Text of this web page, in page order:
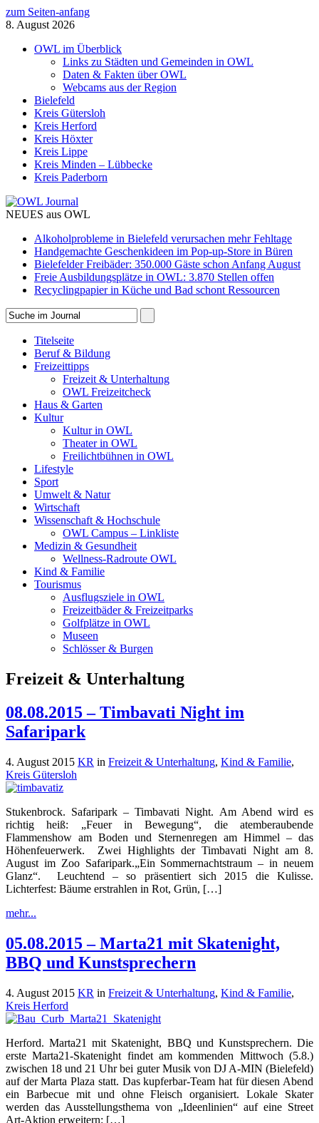
zum Seiten-anfang
8. August 2026
OWL im Überblick
Links zu Städten und Gemeinden in OWL
Daten & Fakten über OWL
Webcams aus der Region
Bielefeld
Kreis Gütersloh
Kreis Herford
Kreis Höxter
Kreis Lippe
Kreis Minden – Lübbecke
Kreis Paderborn
NEUES aus OWL
Alkoholprobleme in Bielefeld verursachen mehr Fehltage
Handgemachte Geschenkideen im Pop-up-Store in Büren
Bielefelder Freibäder: 350.000 Gäste schon Anfang August
Freie Ausbildungsplätze in OWL: 3.870 Stellen offen
Recyclingpapier in Küche und Bad schont Ressourcen
Titelseite
Beruf & Bildung
Freizeittipps
Freizeit & Unterhaltung
OWL Freizeitcheck
Haus & Garten
Kultur
Kultur in OWL
Theater in OWL
Freilichtbühnen in OWL
Lifestyle
Sport
Umwelt & Natur
Wirtschaft
Wissenschaft & Hochschule
OWL Campus – Linkliste
Medizin & Gesundheit
Wellness-Radroute OWL
Kind & Familie
Tourismus
Ausflugsziele in OWL
Freizeitbäder & Freizeitparks
Golfplätze in OWL
Museen
Schlösser & Burgen
Freizeit & Unterhaltung
08.08.2015 – Timbavati Night im
Safaripark
4. August 2015 KR in Freizeit & Unterhaltung, Kind & Familie,
Kreis Gütersloh
Stukenbrock. Safaripark – Timbavati Night. Am Abend wird es
richtig heiß: „Feuer in Bewegung“, die atemberaubende
Flammenshow am Boden und Sternenregen am Himmel – das
Höhenfeuerwerk. Zwei Highlights der Timbavati Night am 8.
August im Zoo Safaripark.„Ein Sommernachtstraum – in neuem
Glanz“. Leuchtend – so präsentiert sich 2015 die Kulisse.
Lichterfest: Bäume erstrahlen in Rot, Grün, […]
mehr...
05.08.2015 – Marta21 mit Skatenight,
BBQ und Kunstsprechern
4. August 2015 KR in Freizeit & Unterhaltung, Kind & Familie,
Kreis Herford
Herford. Marta21 mit Skatenight, BBQ und Kunstsprechern. Die
erste Marta21-Skatenight findet am kommenden Mittwoch (5.8.)
zwischen 18 und 21 Uhr bei guter Musik von DJ A-MIN (Bielefeld)
auf der Marta Plaza statt. Das kupferbar-Team hat für diesen Abend
ein Barbecue mit und ohne Fleisch organisiert. Lokale Skater
werden das Ausstellungsthema von „Ideenlinien“ auf eine Street
Art-Aktion erweitern: […]